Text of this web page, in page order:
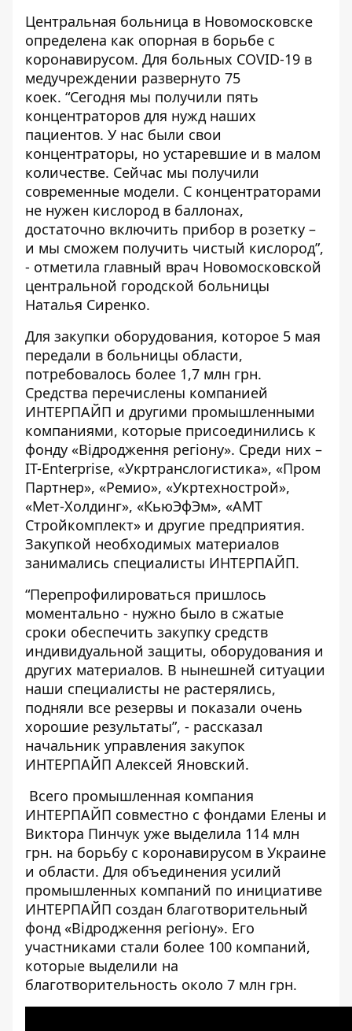
Центральная больница в Новомосковске
определена как опорная в борьбе с
коронавирусом. Для больных COVID-19 в
медучреждении развернуто 75
коек. “Сегодня мы получили пять
концентраторов для нужд наших
пациентов. У нас были свои
концентраторы, но устаревшие и в малом
количестве. Сейчас мы получили
современные модели. С концентраторами
не нужен кислород в баллонах,
достаточно включить прибор в розетку –
и мы сможем получить чистый кислород”,
- отметила главный врач Новомосковской
центральной городской больницы
Наталья Сиренко.
Для закупки оборудования, которое 5 мая
передали в больницы области,
потребовалось более 1,7 млн грн.
Средства перечислены компанией
ИНТЕРПАЙП и другими промышленными
компаниями, которые присоединились к
фонду «Відродження регіону». Среди них –
IT-Enterprise, «Укртранслогистика», «Пром
Партнер», «Ремио», «Укртехнострой»,
«Мет-Холдинг», «КьюЭфЭм», «АМТ
Стройкомплект» и другие предприятия.
Закупкой необходимых материалов
занимались специалисты ИНТЕРПАЙП.
“Перепрофилироваться пришлось
моментально - нужно было в сжатые
сроки обеспечить закупку средств
индивидуальной защиты, оборудования и
других материалов. В нынешней ситуации
наши специалисты не растерялись,
подняли все резервы и показали очень
хорошие результаты”, - рассказал
начальник управления закупок
ИНТЕРПАЙП Алексей Яновский.
Всего промышленная компания
ИНТЕРПАЙП совместно с фондами Елены и
Виктора Пинчук уже выделила 114 млн
грн. на борьбу с коронавирусом в Украине
и области. Для объединения усилий
промышленных компаний по инициативе
ИНТЕРПАЙП создан благотворительный
фонд «Відродження регіону». Его
участниками стали более 100 компаний,
которые выделили на
благотворительность около 7 млн грн.